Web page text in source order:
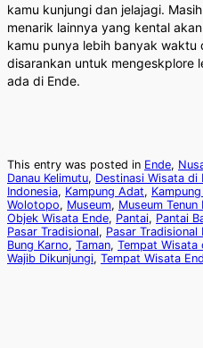
kamu kunjungi dan jelajagi.
menarik lainnya yang kental
kamu punya lebih banyak waktu
disarankan untuk mengeskplore
ada di Ende.
This entry was posted in Ende,
Danau Kelimutu, Destinasi Wisata di
Indonesia, Kampung Adat,
Wolotopo, Museum, Museum Tenun
Objek Wisata Ende, Pantai, Pantai
Pasar Tradisional, Pasar Tradisional
Bung Karno, Taman, Tempat Wisata
Wajib Dikunjungi, Tempat Wisata